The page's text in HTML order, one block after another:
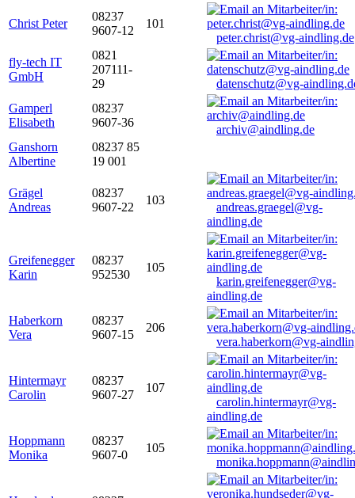
Christ Peter
08237
9607-12
101
peter.christ@vg-aindling.de
fly-tech IT
GmbH
0821
207111-
29
datenschutz@vg-
Gamperl
Elisabeth
08237
9607-36
archiv@aindling.de
Ganshorn
Albertine
08237 85
19 001
Grägel
Andreas
08237
9607-22
103
andreas.graegel@vg-
aindling.de
Greifenegger
Karin
08237
952530
105
karin.greifenegger@vg-
aindling.de
Haberkorn
Vera
08237
9607-15
206
vera.haberkorn@vg-
Hintermayr
Carolin
08237
9607-27
107
carolin.hintermayr@vg-
aindling.de
Hoppmann
Monika
08237
9607-0
105